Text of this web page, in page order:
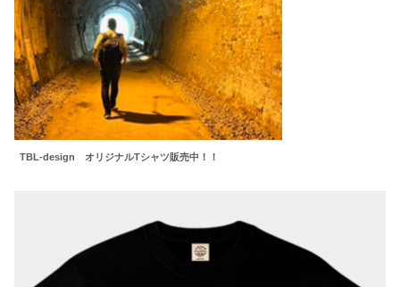
TBL-design オリジナルTシャツ販売中！！